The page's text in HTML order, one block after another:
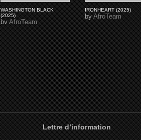
WASHINGTON BLACK
(2025)
byAfroTeam
IRONHEART (2025)
byAfroTeam
Lettre d’information